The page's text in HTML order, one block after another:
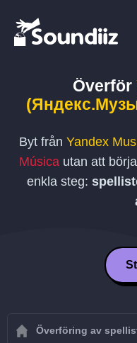
Överför
Byt från Yandex
Música utan att
enkla steg:
Överföring av